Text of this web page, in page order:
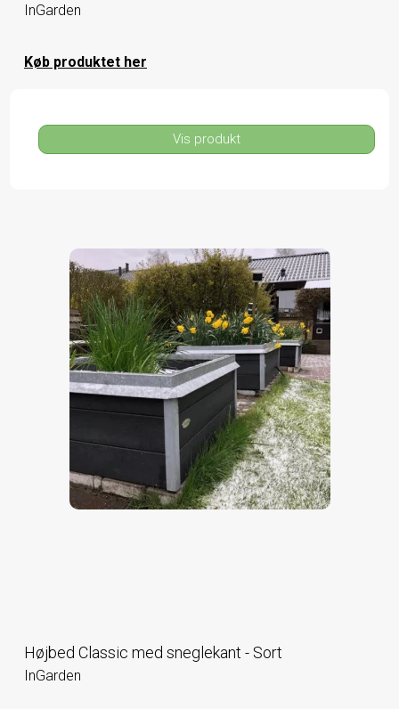
InGarden
Køb produktet her
Vis produkt
Højbed Classic med sneglekant - Sort
InGarden